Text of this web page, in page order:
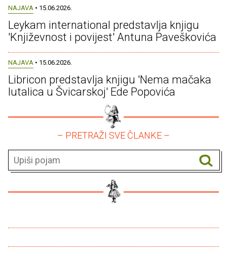
NAJAVA • 15.06.2026.
Leykam international predstavlja knjigu
'Književnost i povijest' Antuna Paveškovića
NAJAVA • 15.06.2026.
Libricon predstavlja knjigu 'Nema mačaka
lutalica u Švicarskoj' Ede Popovića
– PRETRAŽI SVE ČLANKE –